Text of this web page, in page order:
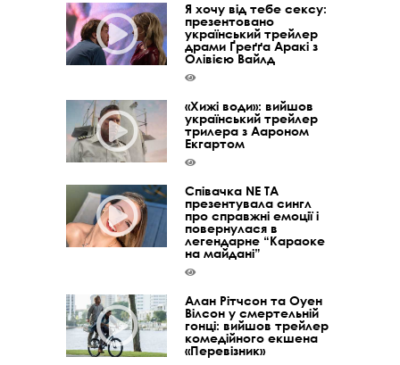
Я хочу від тебе сексу:
презентовано
український трейлер
драми Ґреґґа Аракі з
Олівією Вайлд
«Хижі води»: вийшов
український трейлер
трилера з Аароном
Екгартом
Співачка NE TA
презентувала сингл
про справжні емоції і
повернулася в
легендарне “Караоке
на майдані”
Алан Рітчсон та Оуен
Вілсон у смертельній
гонці: вийшов трейлер
комедійного екшена
«Перевізник»